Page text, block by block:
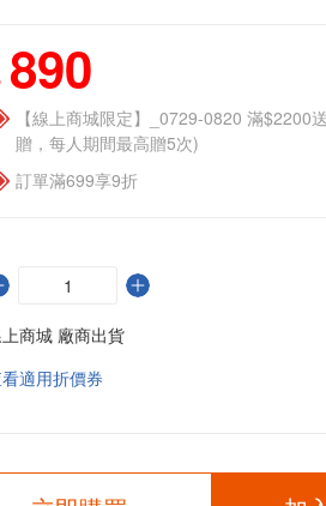
890
【線上商城限定】_0729-0820 滿$2200
贈，每人期間最高贈5次)
訂單滿699享9折
商城 廠商出貨
適用折價券